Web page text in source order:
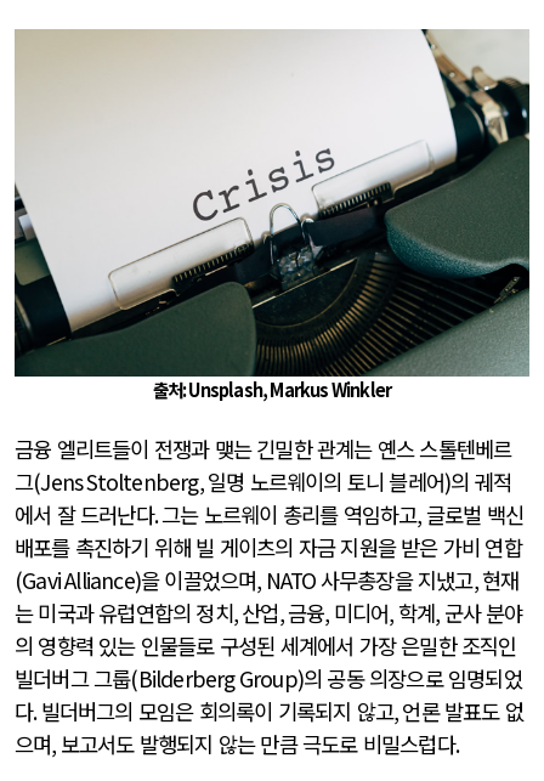
출처: Unsplash, Markus Winkler
금융 엘리트들이 전쟁과 맺는 긴밀한 관계는 옌스 스톨텐베르
그(Jens Stoltenberg,일명 노르웨이의 토니 블레어)의 궤적
에서 잘 드러난다.그는 노르웨이 총리를 역임하고,글로벌 백신
배포를 촉진하기 위해 빌 게이츠의 자금 지원을 받은 가비 연합
(Gavi Alliance)을 이끌었으며, NATO사무총장을 지냈고,현재
는 미국과 유럽연합의 정치,산업,금융, 미디어, 학계, 군사 분야
의 영향력 있는 인물들로 구성된 세계에서 가장 은밀한 조직인
빌더버그 그룹(Bilderberg Group)의 공동 의장으로 임명되었
다.빌더버그의 모임은 회의록이 기록되지 않고,언론 발표도 없
으며, 보고서도 발행되지 않는 만큼 극도로 비밀스럽다.